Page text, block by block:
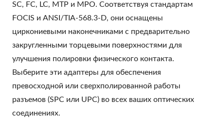
SC, FC, LC, MTP и MPO. Соответствуя стандартам
FOCIS и ANSI/TIA-568.3-D, они оснащены
циркониевыми наконечниками с предварительно
закругленными торцевыми поверхностями для
улучшения полировки физического контакта.
Выберите эти адаптеры для обеспечения
превосходной или сверхполированной работы
разъемов (SPC или UPC) во всех ваших оптических
соединениях.